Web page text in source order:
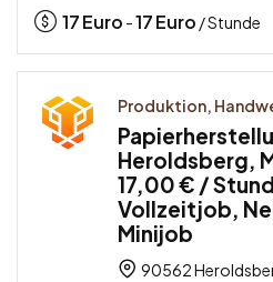
17Euro -17Euro / Stunde
Produktion,
Heroldsberg,
17,00 € /
Vollzeitjob,
Minijob
90562